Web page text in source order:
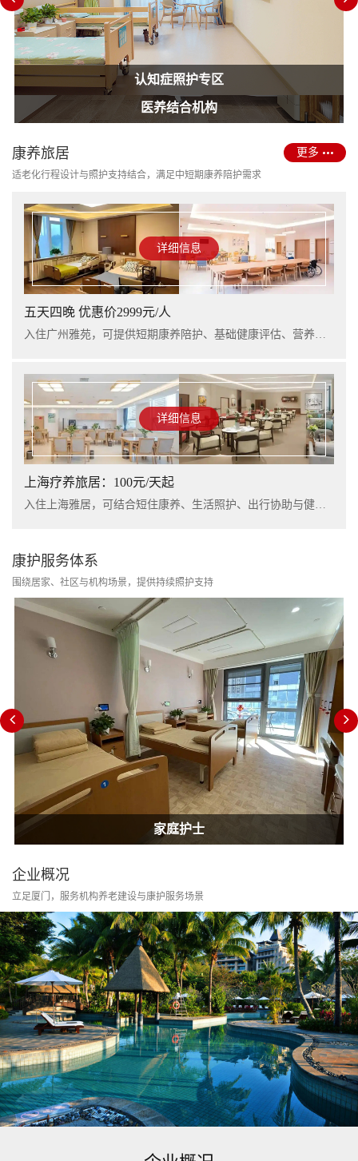
消防改造合规
护理型养老院建设
医养结合机构
认知症照护专区
康养旅居
适老化行程设计与照护支持结合，满足中短期康养陪护需求
更多
详细信息
五天四晚 优惠价2999元/人
详细信息
上海疗养旅居：100元/天起
康护服务体系
围绕居家、社区与机构场景，提供持续照护支持
居家康护
家庭护士
居家康护
家庭护士
企业概况
立足厦门，服务机构养老建设与康护服务场景